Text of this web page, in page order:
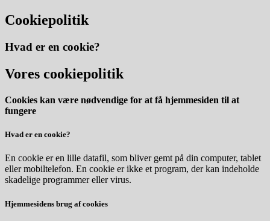
Cookiepolitik
Hvad er en cookie?
Vores cookiepolitik
Cookies kan være nødvendige for at få hjemmesiden til at
fungere
Hvad er en cookie?
En cookie er en lille datafil, som bliver gemt på din computer, tablet
eller mobiltelefon. En cookie er ikke et program, der kan indeholde
skadelige programmer eller virus.
Hjemmesidens brug af cookies